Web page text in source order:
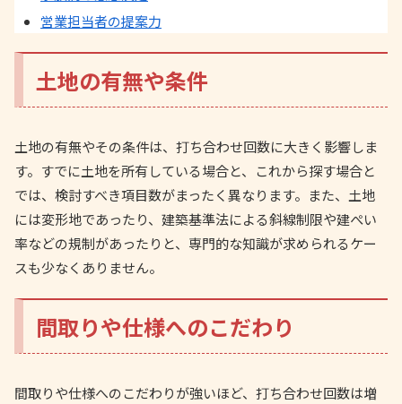
営業担当者の提案力
土地の有無や条件
土地の有無やその条件は、打ち合わせ回数に大きく影響しま
す。すでに土地を所有している場合と、これから探す場合と
では、検討すべき項目数がまったく異なります。また、土地
には変形地であったり、建築基準法による斜線制限や建ぺい
率などの規制があったりと、専門的な知識が求められるケー
スも少なくありません。
間取りや仕様へのこだわり
間取りや仕様へのこだわりが強いほど、打ち合わせ回数は増